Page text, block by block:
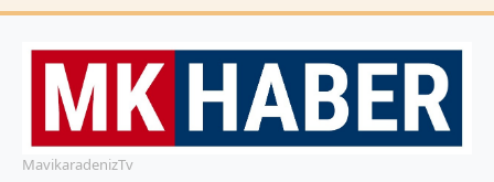
MavikaradenizTv